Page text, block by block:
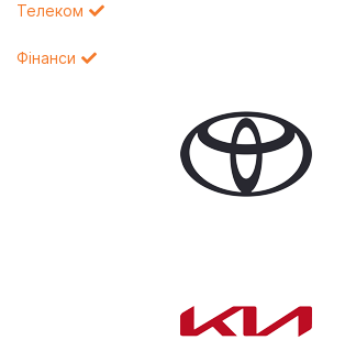
Телеком
Фінанси